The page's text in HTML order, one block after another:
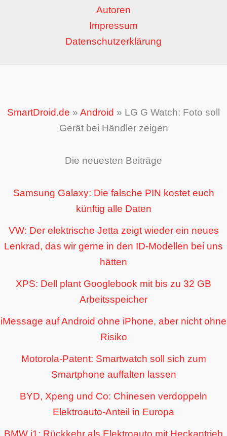
Autoren
Impressum
Datenschutzerklärung
SmartDroid.de » Android » LG G Watch: Foto soll
Gerät bei Händler zeigen
Die neuesten Beiträge
Samsung Galaxy: Die falsche PIN kostet euch
künftig alle Daten
VW: Der elektrische Jetta zeigt wieder ein neues
Lenkrad, das wir gerne in den ID-Modellen bei uns
hätten
XPS: Dell plant Googlebook mit bis zu 32 GB
Arbeitsspeicher
iMessage auf Android ohne iPhone, aber nicht ohne
Risiko
Motorola-Patent: Smartwatch soll sich zum
Smartphone auffalten lassen
BYD, Xpeng und Co: Chinesen verdoppeln
Elektroauto-Anteil in Europa